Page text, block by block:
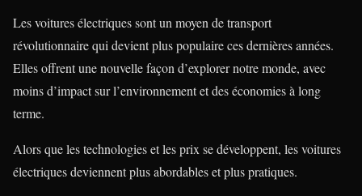
Les voitures électriques sont un moyen de transport
révolutionnaire qui devient plus populaire ces dernières années.
Elles offrent une nouvelle façon d’explorer notre monde, avec
moins d’impact sur l’environnement et des économies à long
terme.
Alors que les technologies et les prix se développent, les voitures
électriques deviennent plus abordables et plus pratiques.